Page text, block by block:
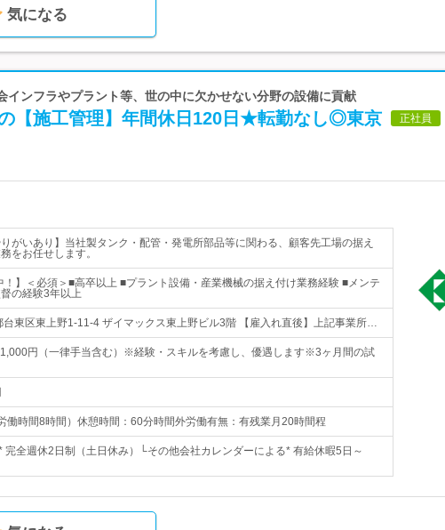
気になる
インフラやプラント等、世の中に欠かせない分野の設備に貢献
【施工管理】年間休日120日★転勤なし◎東京 正社員
りがいあり】当社製タンク・配管・発電所部品等に関わる、顧客先工場の据え
をお任せします。
！】＜必須＞■高卒以上 ■プラント設備・産業機械の据え付け業務経験 ■メンテ
の経験3年以上
台東区東上野1-11-4 ザイマックス東上野ビル3階 【雇入れ直後】上記事業所…
円（一律手当含む）※経験・スキルを考慮し、優遇します※3ヶ月間の試
働時間8時間）休憩時間：60分時間外労働有無：有残業月20時間程
完全週休2日制（土日休み）└その他会社カレンダーによる* 有給休暇5日～